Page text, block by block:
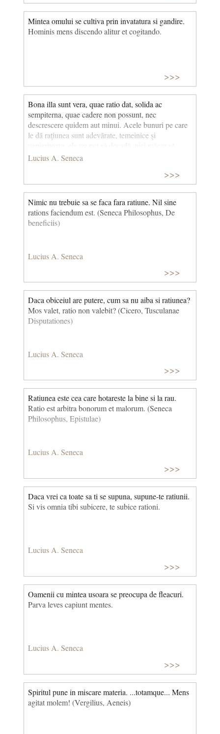
Mintea omului se cultiva prin invatatura si gandire.
Hominis mens discendo alitur et cogitando.
>>>
Bona illa sunt vera, quae ratio dat, solida ac
sempiterna, quae cadere non possunt, nec
descrescere quidem aut minui. Acele bunuri pe care
le dă raţiunea sunt adevărate, temeinice şi
descrească sau să se micşoreze. (Seneca)
Lucius A. Seneca
>>>
Nimic nu trebuie sa se faca fara ratiune. Nil sine
rations faciendum est. (Seneca Philosophus, De
beneficiis)
Lucius A. Seneca
>>>
Daca obiceiul are putere, cum sa nu aiba si ratiunea?
Mos valet, ratio non valebit? (Cicero, Tusculanae
Disputationes)
Lucius A. Seneca
>>>
Ratiunea este cea care hotareste la bine si la rau.
Ratio est arbitra bonorum et malorum. (Seneca
Philosophus, Epistulae)
Lucius A. Seneca
>>>
Daca vrei ca toate sa ti se supuna, supune-te ratiunii.
Si vis omnia tibi subicere, te subice rationi.
Lucius A. Seneca
>>>
Oamenii cu mintea usoara se preocupa de fleacuri.
Parva leves capiunt mentes.
Lucius A. Seneca
>>>
Spiritul pune in miscare materia. ...totamque... Mens
agitat molem! (Vergilius, Aeneis)